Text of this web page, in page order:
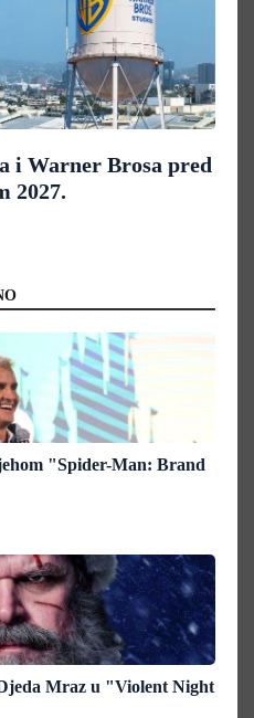
i Warner Brosa pred
2027.
"Spider-Man: Brand
Mraz u "Violent Night